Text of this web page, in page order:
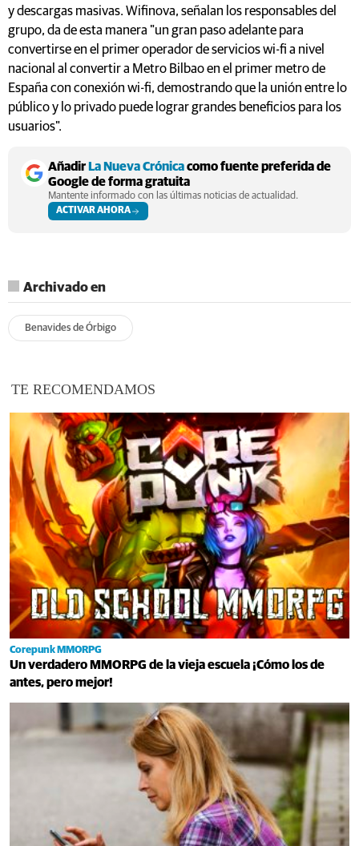
y descargas masivas. Wifinova, señalan los responsables del
grupo, da de esta manera "un gran paso adelante para
convertirse en el primer operador de servicios wi-fi a nivel
nacional al convertir a Metro Bilbao en el primer metro de
España con conexión wi-fi, demostrando que la unión entre lo
público y lo privado puede lograr grandes beneficios para los
usuarios".
Añadir La Nueva Crónicacomo fuente preferida de
Google de forma gratuita
Mantente informado con las últimas noticias de actualidad.
ACTIVAR AHORA
Archivado en
Benavides de Órbigo
TE RECOMENDAMOS
Corepunk MMORPG
Un verdadero MMORPG de la vieja escuela ¡Cómo los de
antes, pero mejor!